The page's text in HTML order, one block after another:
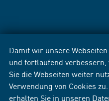
Damit wir unsere
und fortlaufend verbessern,
Sie die Webseiten weiter
Verwendung von Cookies
erhalten Sie in unseren